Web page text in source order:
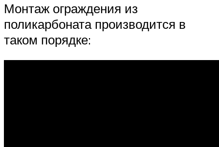
Монтаж ограждения из
поликарбоната производится в
таком порядке: